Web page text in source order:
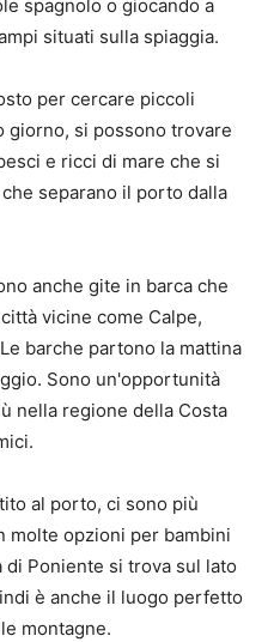
spagnolo o giocando a
situati sulla spiaggia.
per cercare piccoli
giorno, si possono trovare
e ricci di mare che si
separano il porto dalla
anche gite in barca che
vicine come Calpe,
barche partono la mattina
Sono un'opportunità
nella regione della Costa
al porto, ci sono più
molte opzioni per bambini
Poniente si trova sul lato
è anche il luogo perfetto
montagne.